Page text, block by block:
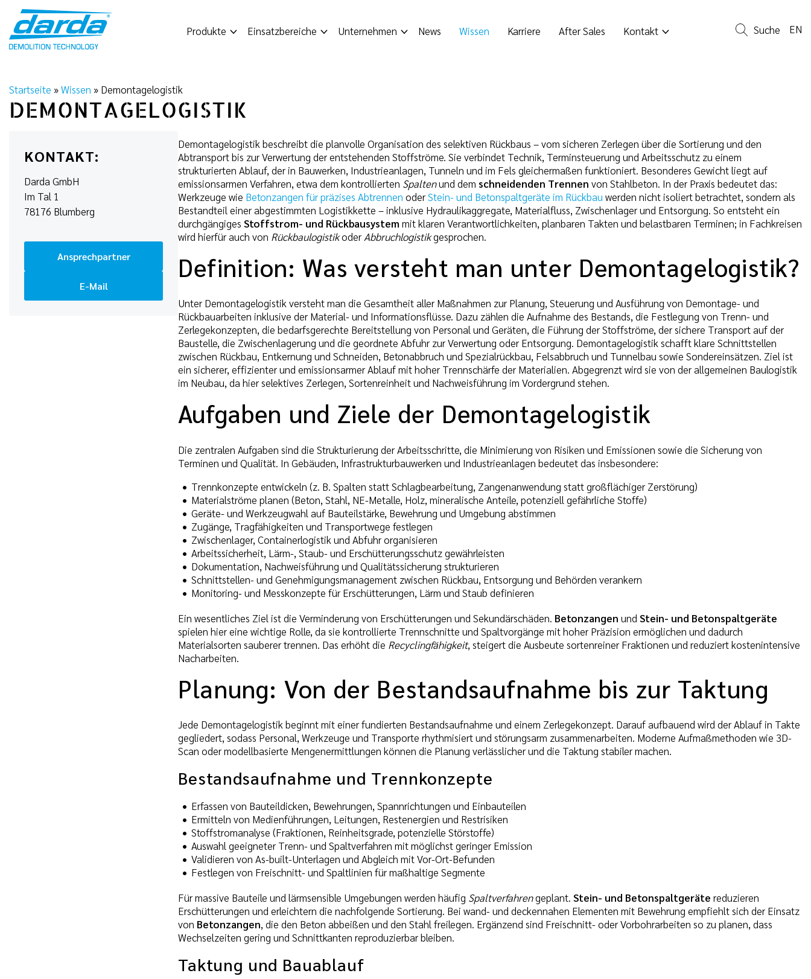
content
Produkte Einsatzbereiche Unternehmen News Wissen Karriere After Sales Kontakt Suche EN
Startseite »Wissen » Demontagelogistik
DEMONTAGELOGISTIK
KONTAKT:
Darda GmbH
Im Tal 1
78176 Blumberg
Ansprechpartner
E-Mail
Demontagelogistik beschreibt die planvolle Organisation des selektiven Rückbaus – vom sicheren Zerlegen über die Sortierung und den
Abtransport bis zur Verwertung der entstehenden Stoffströme. Sie verbindet Technik, Terminsteuerung und Arbeitsschutz zu einem
strukturierten Ablauf, der in Bauwerken, Industrieanlagen, Tunneln und im Fels gleichermaßen funktioniert. Besonderes Gewicht liegt auf
emissionsarmen Verfahren, etwa dem kontrollierten Spaltenund dem schneidenden Trennen von Stahlbeton. In der Praxis bedeutet das:
Werkzeuge wie Betonzangen für präzises Abtrennen oderStein- und Betonspaltgeräte im Rückbau werden nicht isoliert betrachtet, sondern als
Bestandteil einer abgestimmten Logistikkette – inklusive Hydraulikaggregate, Materialfluss, Zwischenlager und Entsorgung. So entsteht ein
durchgängiges Stoffstrom- und Rückbausystem mit klaren Verantwortlichkeiten, planbaren Takten und belastbaren Terminen; in Fachkreisen
wird hierfür auch von Rückbaulogistikoder Abbruchlogistikgesprochen.
Definition: Was versteht man unter Demontagelogistik?
Unter Demontagelogistik versteht man die Gesamtheit aller Maßnahmen zur Planung, Steuerung und Ausführung von Demontage- und
Rückbauarbeiten inklusive der Material- und Informationsflüsse. Dazu zählen die Aufnahme des Bestands, die Festlegung von Trenn- und
Zerlegekonzepten, die bedarfsgerechte Bereitstellung von Personal und Geräten, die Führung der Stoffströme, der sichere Transport auf der
Baustelle, die Zwischenlagerung und die geordnete Abfuhr zur Verwertung oder Entsorgung. Demontagelogistik schafft klare Schnittstellen
zwischen Rückbau, Entkernung und Schneiden, Betonabbruch und Spezialrückbau, Felsabbruch und Tunnelbau sowie Sondereinsätzen. Ziel ist
ein sicherer, effizienter und emissionsarmer Ablauf mit hoher Trennschärfe der Materialien. Abgegrenzt wird sie von der allgemeinen Baulogistik
im Neubau, da hier selektives Zerlegen, Sortenreinheit und Nachweisführung im Vordergrund stehen.
Aufgaben und Ziele der Demontagelogistik
Die zentralen Aufgaben sind die Strukturierung der Arbeitsschritte, die Minimierung von Risiken und Emissionen sowie die Sicherung von
Terminen und Qualität. In Gebäuden, Infrastrukturbauwerken und Industrieanlagen bedeutet das insbesondere:
Trennkonzepte entwickeln (z. B. Spalten statt Schlagbearbeitung, Zangenanwendung statt großflächiger Zerstörung)
Materialströme planen (Beton, Stahl, NE-Metalle, Holz, mineralische Anteile, potenziell gefährliche Stoffe)
Geräte- und Werkzeugwahl auf Bauteilstärke, Bewehrung und Umgebung abstimmen
Zugänge, Tragfähigkeiten und Transportwege festlegen
Zwischenlager, Containerlogistik und Abfuhr organisieren
Arbeitssicherheit, Lärm-, Staub- und Erschütterungsschutz gewährleisten
Dokumentation, Nachweisführung und Qualitätssicherung strukturieren
Schnittstellen- und Genehmigungsmanagement zwischen Rückbau, Entsorgung und Behörden verankern
Monitoring- und Messkonzepte für Erschütterungen, Lärm und Staub definieren
Ein wesentliches Ziel ist die Verminderung von Erschütterungen und Sekundärschäden. Betonzangen und Stein- und Betonspaltgeräte
spielen hier eine wichtige Rolle, da sie kontrollierte Trennschnitte und Spaltvorgänge mit hoher Präzision ermöglichen und dadurch
Materialsorten sauberer trennen. Das erhöht die Recyclingfähigkeit, steigert die Ausbeute sortenreiner Fraktionen und reduziert kostenintensive
Nacharbeiten.
Planung: Von der Bestandsaufnahme bis zur Taktung
Jede Demontagelogistik beginnt mit einer fundierten Bestandsaufnahme und einem Zerlegekonzept. Darauf aufbauend wird der Ablauf in Takte
gegliedert, sodass Personal, Werkzeuge und Transporte rhythmisiert und störungsarm zusammenarbeiten. Moderne Aufmaßmethoden wie 3D-
Scan oder modellbasierte Mengenermittlungen können die Planung verlässlicher und die Taktung stabiler machen.
Bestandsaufnahme und Trennkonzepte
Erfassen von Bauteildicken, Bewehrungen, Spannrichtungen und Einbauteilen
Ermitteln von Medienführungen, Leitungen, Restenergien und Restrisiken
Stoffstromanalyse (Fraktionen, Reinheitsgrade, potenzielle Störstoffe)
Auswahl geeigneter Trenn- und Spaltverfahren mit möglichst geringer Emission
Validieren von As-built-Unterlagen und Abgleich mit Vor-Ort-Befunden
Festlegen von Freischnitt- und Spaltlinien für maßhaltige Segmente
Für massive Bauteile und lärmsensible Umgebungen werden häufig Spaltverfahrengeplant. Stein- und Betonspaltgeräte reduzieren
Erschütterungen und erleichtern die nachfolgende Sortierung. Bei wand- und deckennahen Elementen mit Bewehrung empfiehlt sich der Einsatz
von Betonzangen, die den Beton abbeißen und den Stahl freilegen. Ergänzend sind Freischnitt- oder Vorbohrarbeiten so zu planen, dass
Wechselzeiten gering und Schnittkanten reproduzierbar bleiben.
Taktung und Bauablauf